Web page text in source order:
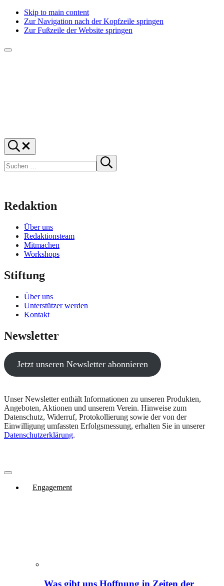
Skip to main content
Zur Navigation nach der Kopfzeile springen
Zur Fußzeile der Website springen
Menü
f1rstlife
Und
was
denkst
du?
Suchen
…
Suche
starten
Redaktion
Über uns
Redaktionsteam
Mitmachen
Workshops
Stiftung
Über uns
Unterstützer werden
Kontakt
Newsletter
Jetzt unseren Newsletter abonnieren
Unser Newsletter enthält Informationen zu unseren Produkten,
Angeboten, Aktionen und unserem Verein. Hinweise zum
Datenschutz, Widerruf, Protokollierung sowie der von der
Einwilligung umfassten Erfolgsmessung, erhalten Sie in unserer
Datenschutzerklärung.
Engagement
Was gibt uns Hoffnung in Zeiten der